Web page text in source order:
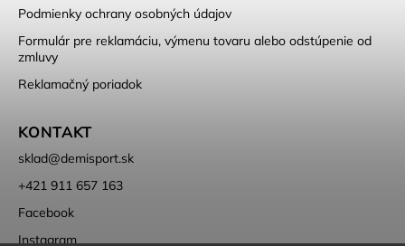
Podmienky ochrany osobných údajov
Formulár pre reklamáciu, výmenu tovaru alebo odstúpenie od
zmluvy
Reklamačný poriadok
KONTAKT
sklad@demisport.sk
+421 911 657 163
Facebook
Instagram